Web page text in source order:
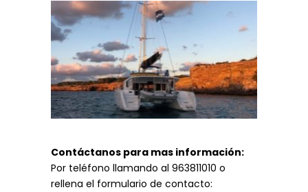
Contáctanos para mas información:
Por teléfono llamando al 963811010 o
rellena el formulario de contacto: